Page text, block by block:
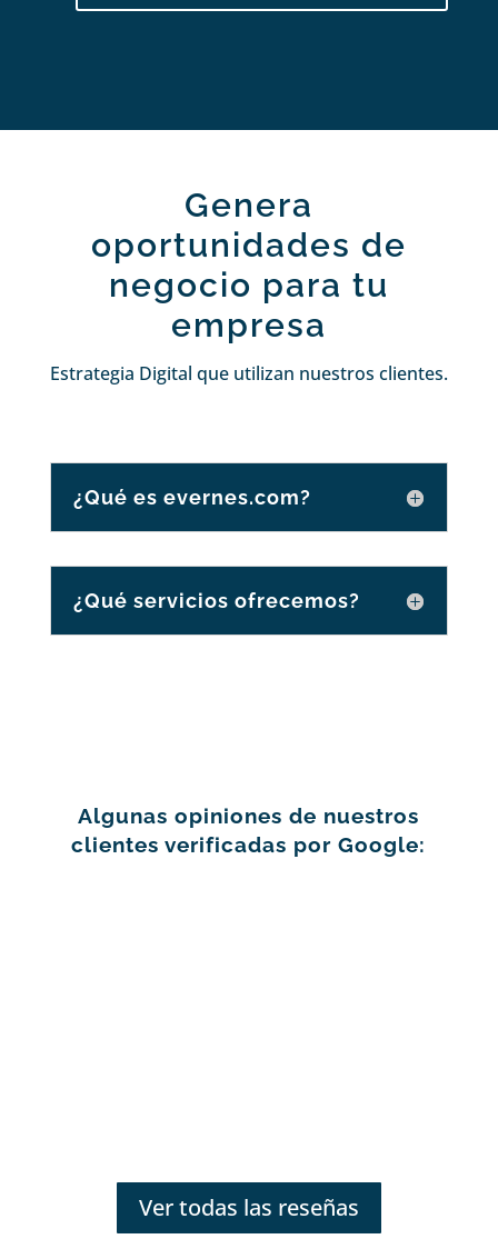
Genera
oportunidades de
negocio para tu
empresa
Estrategia Digital que utilizan nuestros clientes.
¿Qué es evernes.com?
¿Qué servicios ofrecemos?
Algunas opiniones de nuestros
clientes verificadas por Google:
Ver todas las reseñas